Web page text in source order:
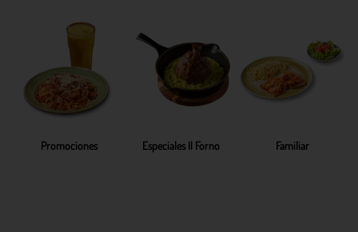
Promociones Especiales Il Forno Familiar